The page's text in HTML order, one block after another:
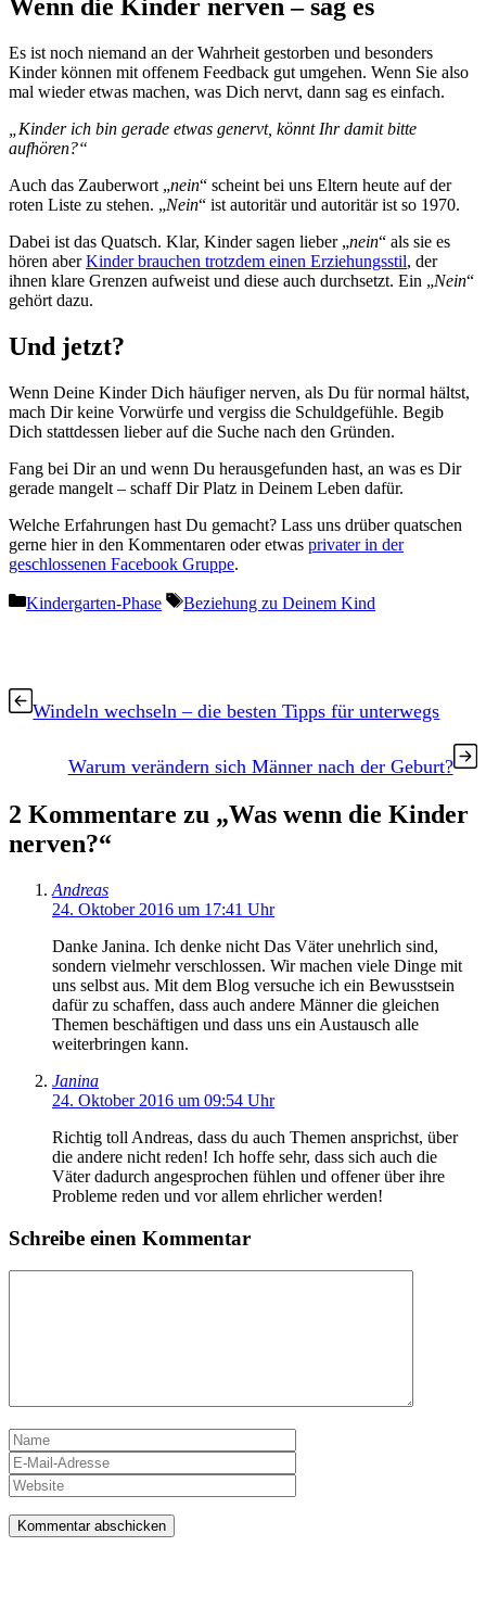
Wenn die Kinder nerven – sag es
Es ist noch niemand an der Wahrheit gestorben und besonders
Kinder können mit offenem Feedback gut umgehen. Wenn Sie also
mal wieder etwas machen, was Dich nervt, dann sag es einfach.
„Kinder ich bin gerade etwas genervt, könnt Ihr damit bitte
aufhören?“
Auch das Zauberwort „nein“ scheint bei uns Eltern heute auf der
roten Liste zu stehen. „Nein“ ist autoritär und autoritär ist so 1970.
Dabei ist das Quatsch. Klar, Kinder sagen lieber „nein“ als sie es
hören aberKinder brauchen trotzdem einen Erziehungsstil, der
ihnen klare Grenzen aufweist und diese auch durchsetzt. Ein „Nein“
gehört dazu.
Und jetzt?
Wenn Deine Kinder Dich häufiger nerven, als Du für normal hältst,
mach Dir keine Vorwürfe und vergiss die Schuldgefühle. Begib
Dich stattdessen lieber auf die Suche nach den Gründen.
Fang bei Dir an und wenn Du herausgefunden hast, an was es Dir
gerade mangelt – schaff Dir Platz in Deinem Leben dafür.
Welche Erfahrungen hast Du gemacht? Lass uns drüber quatschen
gerne hier in den Kommentaren oder etwas privater in der
geschlossenen Facebook Gruppe.
Kategorien
Kindergarten-Phase Schlagwörter
Beziehung zu Deinem Kind
Windeln wechseln – die besten Tipps für unterwegs
Warum verändern sich Männer nach der Geburt?
2 Kommentare zu „Was wenn die Kinder
nerven?“
Andreas
24. Oktober 2016 um 17:41 Uhr
Danke Janina. Ich denke nicht Das Väter unehrlich sind,
sondern vielmehr verschlossen. Wir machen viele Dinge mit
uns selbst aus. Mit dem Blog versuche ich ein Bewusstsein
dafür zu schaffen, dass auch andere Männer die gleichen
Themen beschäftigen und dass uns ein Austausch alle
weiterbringen kann.
Janina
24. Oktober 2016 um 09:54 Uhr
Richtig toll Andreas, dass du auch Themen ansprichst, über
die andere nicht reden! Ich hoffe sehr, dass sich auch die
Väter dadurch angesprochen fühlen und offener über ihre
Probleme reden und vor allem ehrlicher werden!
Schreibe einen Kommentar
Name
Mail-
Adresse